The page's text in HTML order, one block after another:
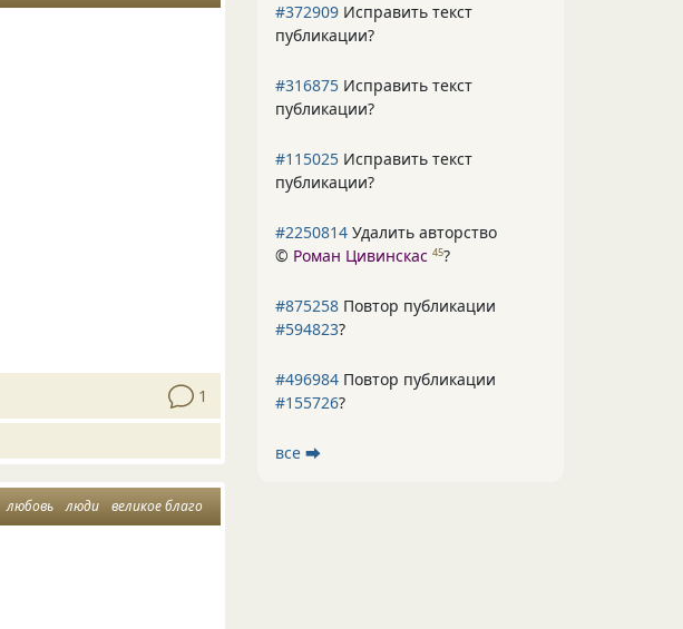
1
любовь люди великое благо
#372909 Исправить текст
публикации?
#316875 Исправить текст
публикации?
#115025 Исправить текст
публикации?
#2250814 Удалить авторство
© Роман Цивинскас 45?
#875258 Повтор публикации
#594823?
#496984 Повтор публикации
#155726?
все ⮕